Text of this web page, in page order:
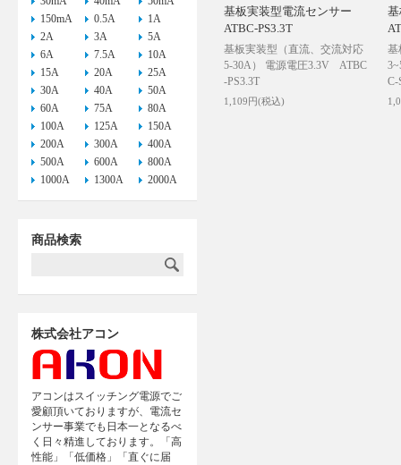
基板実装型電流センサー
ATBC-PS3.3T
基板実装型（直流、交流対応
5-30A） 電源電圧3.3V ATBC
-PS3.3T
1,109円(税込)
基
C-
150mA
0.5A
1A
2A
3A
5A
6A
7.5A
10A
15A
20A
25A
30A
40A
50A
60A
75A
80A
100A
125A
150A
200A
300A
400A
500A
600A
800A
1000A
1300A 2000A
商品検索
株式会社アコン
アコンはスイッチング電源でご
愛顧頂いておりますが、電流セ
ンサー事業でも日本一となるべ
く日々精進しております。「高
性能」「低価格」「直ぐに届